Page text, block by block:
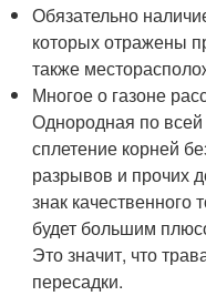
Обязательно
которых отражены
также
Многое о газоне
Однородная по
сплетение корней
разрывов и прочих
знак
будет большим
Это значит, что
пересадки.